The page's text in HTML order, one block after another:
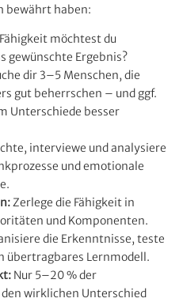
bewährt haben:
möchtest du
gewünschte Ergebnis?
dir 3–5 Menschen, die
gut beherrschen – und ggf.
Unterschiede besser
interviewe und analysiere
und emotionale
Zerlege die Fähigkeit in
und Komponenten.
die Erkenntnisse, teste
übertragbares Lernmodell.
Nur 5–20 % der
wirklichen Unterschied